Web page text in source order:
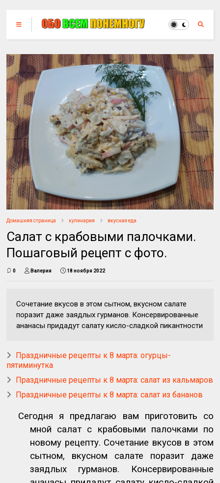
Домашняя страница кулинария вкусная еда
Салат с крабовыми палочками.
Пошаговый рецепт с фото.
0 Валерия 18 ноября 2022
Сочетание вкусов в этом сытном, вкусном салате
поразит даже заядлых гурманов. Консервированные
ананасы придадут салату кисло-сладкой пикантности
Праздничные рецепты к 8 марта: огурцы-
пятиминутка
Праздничные рецепты к 8 марта: салат из кальмаров
Праздничные рецепты к 8 марта: салат из бананов
Сегодня я предлагаю вам приготовить со
мной салат с крабовыми палочками по
новому рецепту. Сочетание вкусов в этом
сытном, вкусном салате поразит даже
заядлых гурманов. Консервированные